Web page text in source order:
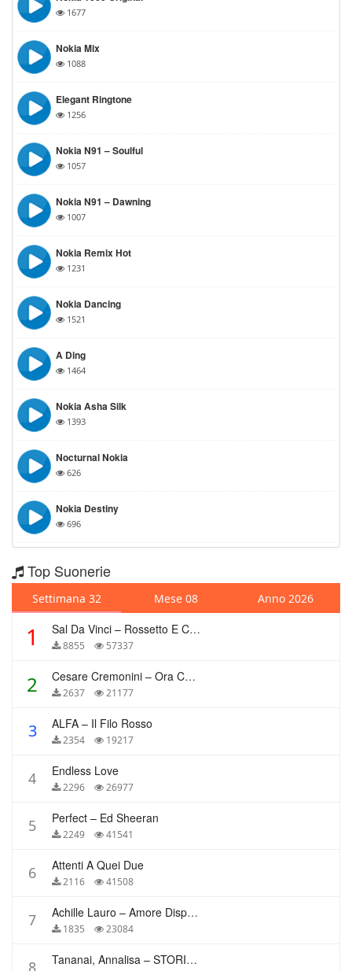
1677
Nokia Mix
1088
Elegant Ringtone
1256
Nokia N91 – Soulful
1057
Nokia N91 – Dawning
1007
Nokia Remix Hot
1231
Nokia Dancing
1521
A Ding
1464
Nokia Asha Silk
1393
Nocturnal Nokia
626
Nokia Destiny
696
Top Suonerie
Settimana 32 Mese 08 Anno 2026
1 Sal Da Vinci – Rossetto E Caffè
8855 57337
2 Cesare Cremonini – Ora Che Non Ho Più Te
2637 21177
3 ALFA – Il Filo Rosso
2354 19217
4 Endless Love
2296 26977
5 Perfect – Ed Sheeran
2249 41541
6 Attenti A Quei Due
2116 41508
7 Achille Lauro – Amore Disperato
1835 23084
8 Tananai, Annalisa – STORIE BREVI